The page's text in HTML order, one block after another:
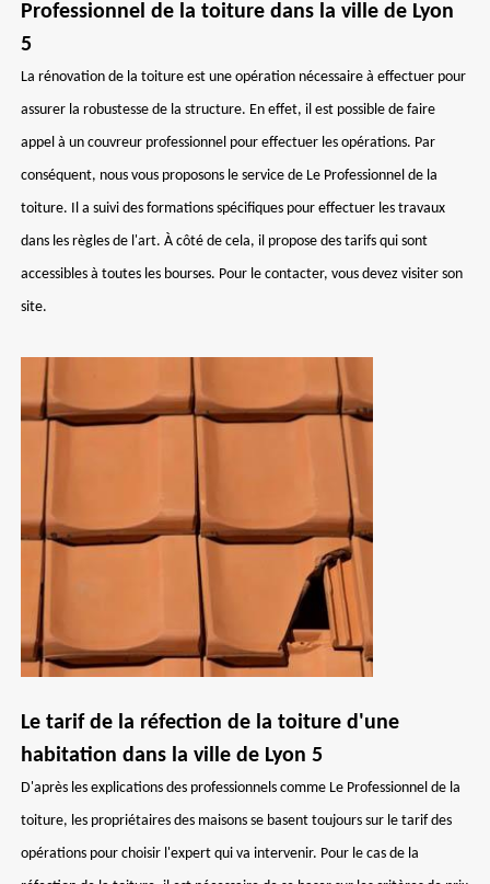
Professionnel de la toiture dans la ville de Lyon
5
La rénovation de la toiture est une opération nécessaire à effectuer pour
assurer la robustesse de la structure. En effet, il est possible de faire
appel à un couvreur professionnel pour effectuer les opérations. Par
conséquent, nous vous proposons le service de Le Professionnel de la
toiture. Il a suivi des formations spécifiques pour effectuer les travaux
dans les règles de l'art. À côté de cela, il propose des tarifs qui sont
accessibles à toutes les bourses. Pour le contacter, vous devez visiter son
site.
Le tarif de la réfection de la toiture d'une
habitation dans la ville de Lyon 5
D'après les explications des professionnels comme Le Professionnel de la
toiture, les propriétaires des maisons se basent toujours sur le tarif des
opérations pour choisir l'expert qui va intervenir. Pour le cas de la